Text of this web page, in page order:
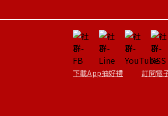
下載App抽好禮 訂閱電